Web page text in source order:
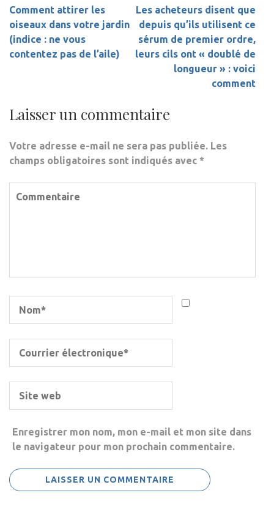
Navigation
de
l’article
Comment attirer les
oiseaux dans votre jardin
(indice : ne vous
contentez pas de l’aile)
Les acheteurs disent que
depuis qu’ils utilisent ce
sérum de premier ordre,
leurs cils ont « doublé de
longueur » : voici
comment
Laisser un commentaire
Votre adresse e-mail ne sera pas publiée. Les
champs obligatoires sont indiqués avec *
Enregistrer mon nom, mon e-mail et mon site dans
le navigateur pour mon prochain commentaire.